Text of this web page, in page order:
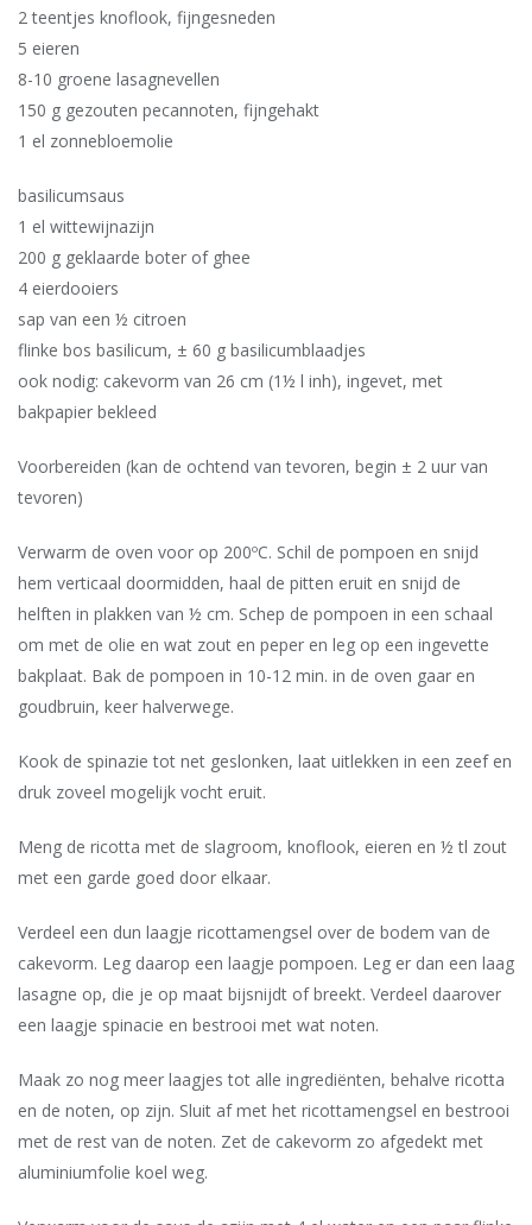
2 teentjes knoflook, fijngesneden
5 eieren
8-10 groene lasagnevellen
150 g gezouten pecannoten, fijngehakt
1 el zonnebloemolie
basilicumsaus
1 el wittewijnazijn
200 g geklaarde boter of ghee
4 eierdooiers
sap van een ½ citroen
flinke bos basilicum, ± 60 g basilicumblaadjes
ook nodig: cakevorm van 26 cm (1½ l inh), ingevet, met
bakpapier bekleed
Voorbereiden (kan de ochtend van tevoren, begin ± 2 uur van
tevoren)
Verwarm de oven voor op 200ºC. Schil de pompoen en snijd
hem verticaal doormidden, haal de pitten eruit en snijd de
helften in plakken van ½ cm. Schep de pompoen in een schaal
om met de olie en wat zout en peper en leg op een ingevette
bakplaat. Bak de pompoen in 10-12 min. in de oven gaar en
goudbruin, keer halverwege.
Kook de spinazie tot net geslonken, laat uitlekken in een zeef en
druk zoveel mogelijk vocht eruit.
Meng de ricotta met de slagroom, knoflook, eieren en ½ tl zout
met een garde goed door elkaar.
Verdeel een dun laagje ricottamengsel over de bodem van de
cakevorm. Leg daarop een laagje pompoen. Leg er dan een laag
lasagne op, die je op maat bijsnijdt of breekt. Verdeel daarover
een laagje spinacie en bestrooi met wat noten.
Maak zo nog meer laagjes tot alle ingrediënten, behalve ricotta
en de noten, op zijn. Sluit af met het ricottamengsel en bestrooi
met de rest van de noten. Zet de cakevorm zo afgedekt met
aluminiumfolie koel weg.